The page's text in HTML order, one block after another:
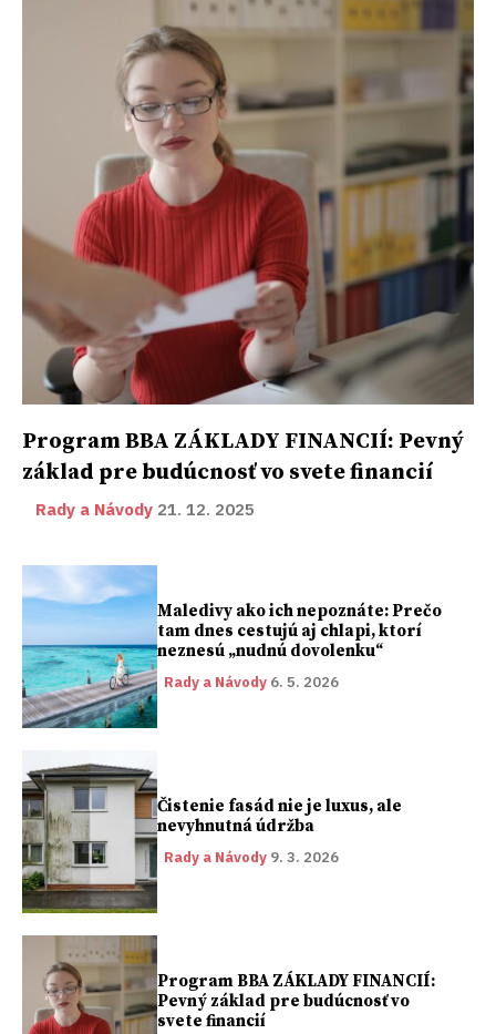
Program BBA ZÁKLADY FINANCIÍ: Pevný
základ pre budúcnosť vo svete financií
Rady a Návody 21. 12. 2025
Maledivy ako ich nepoznáte: Prečo
tam dnes cestujú aj chlapi, ktorí
neznesú „nudnú dovolenku“
Rady a Návody 6. 5. 2026
Čistenie fasád nie je luxus, ale
nevyhnutná údržba
Rady a Návody 9. 3. 2026
Program BBA ZÁKLADY FINANCIÍ:
Pevný základ pre budúcnosť vo
svete financií